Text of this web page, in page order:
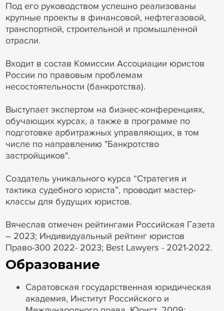
Под его руководством успешно реализованы
крупные проекты в финансовой, нефтегазовой,
транспортной, строительной и промышленной
отрасли.
Входит в состав Комиссии Ассоциации юристов
России по правовым проблемам
несостоятельности (банкротства).
Выступает экспертом на бизнес-конференциях,
обучающих курсах, а также в программе по
подготовке арбитражных управляющих, в том
числе по направлению "Банкротство
застройщиков".
Создатель уникального курса “Стратегия и
тактика судебного юриста”, проводит мастер-
классы для будущих юристов.
Вячеслав отмечен рейтингами Российская Газета
– 2023; Индивидуальный рейтинг юристов
Право-300 2022- 2023; Best Lawyers - 2021-2022.
Образование
Саратовская государственная юридическая
академия, Институт Российского и